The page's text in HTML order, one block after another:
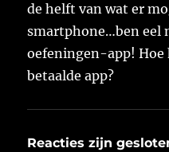
de helft van wat er
smartphone…ben eel
oefeningen-app! Hoe
betaalde app?
Reacties zijn